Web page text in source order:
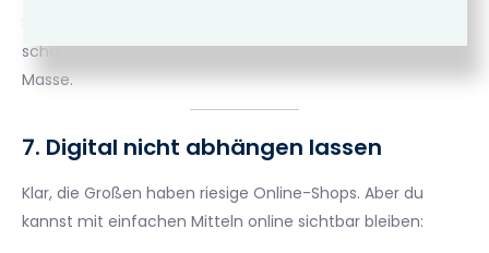
So entsteht eine
schafft gemeinsam eine Alternative zur anonymen
Masse.
7. Digital nicht abhängen lassen
Klar, die Großen haben riesige Online-Shops. Aber du
kannst mit einfachen Mitteln online sichtbar bleiben: